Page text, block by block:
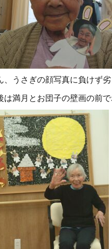
、うさぎの顔写真に負けず
は満月とお団子の壁画の前